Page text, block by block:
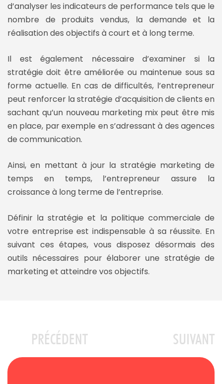
d’analyser les indicateurs de performance tels que le
nombre de produits vendus, la demande et la
réalisation des objectifs à court et à long terme.
Il est également nécessaire d’examiner si la
stratégie doit être améliorée ou maintenue sous sa
forme actuelle. En cas de difficultés, l’entrepreneur
peut renforcer la stratégie d’acquisition de clients en
sachant qu’un nouveau marketing mix peut être mis
en place, par exemple en s’adressant à des agences
de communication.
Ainsi, en mettant à jour la stratégie marketing de
temps en temps, l’entrepreneur assure la
croissance à long terme de l’entreprise.
Définir la stratégie et la politique commerciale de
votre entreprise est indispensable à sa réussite. En
suivant ces étapes, vous disposez désormais des
outils nécessaires pour élaborer une stratégie de
marketing et atteindre vos objectifs.
PRÉCÉDENT SUIVANT